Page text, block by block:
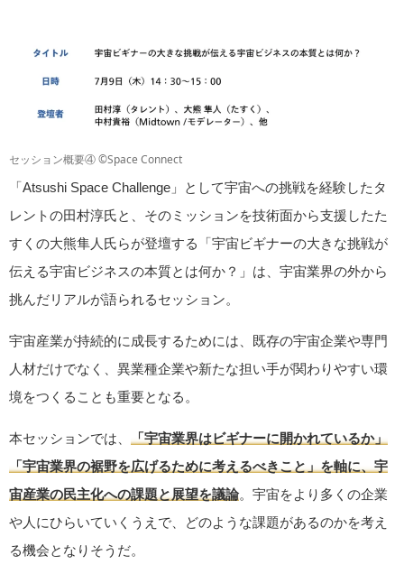
セッション概要④ ©Space Connect
「Atsushi Space Challenge」として宇宙への挑戦を経験したタ
レントの田村淳氏と、そのミッションを技術面から支援したた
すくの大熊隼人氏らが登壇する「宇宙ビギナーの大きな挑戦が
伝える宇宙ビジネスの本質とは何か？」は、宇宙業界の外から
挑んだリアルが語られるセッション。
宇宙産業が持続的に成長するためには、既存の宇宙企業や専門
人材だけでなく、異業種企業や新たな担い手が関わりやすい環
境をつくることも重要となる。
本セッションでは、 「宇宙業界はビギナーに開かれているか」
「宇宙業界の裾野を広げるために考えるべきこと」を軸に、宇
宙産業の民主化への課題と展望を議論。宇宙をより多くの企業
や人にひらいていくうえで、どのような課題があるのかを考え
る機会となりそうだ。